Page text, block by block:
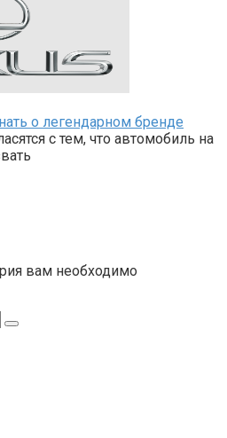
о легендарном бренде
с тем, что автомобиль на
вам необходимо